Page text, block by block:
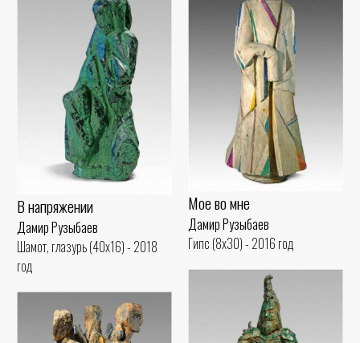
Мое во мне
Дамир Рузыбаев
Гипс (8x30) - 2016 год
В напряжении
Дамир Рузыбаев
Шамот, глазурь (40x16) - 2018
год